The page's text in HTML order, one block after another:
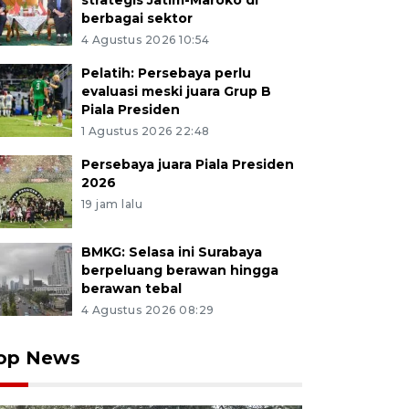
berbagai sektor
4 Agustus 2026 10:54
Pelatih: Persebaya perlu
evaluasi meski juara Grup B
Piala Presiden
1 Agustus 2026 22:48
Persebaya juara Piala Presiden
2026
19 jam lalu
BMKG: Selasa ini Surabaya
berpeluang berawan hingga
berawan tebal
4 Agustus 2026 08:29
News